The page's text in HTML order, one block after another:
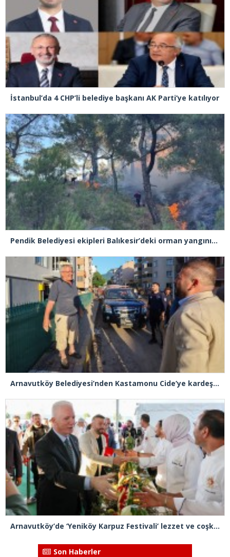
İstanbul’da 4 CHP’li belediye başkanı AK Parti’ye katılıyor
Pendik Belediyesi ekipleri Balıkesir’deki orman yangınına müdahale ediyor
Arnavutköy Belediyesi’nden Kastamonu Cide’ye kardeşlik eli
Arnavutköy’de ‘Yeniköy Karpuz Festivali’ lezzet ve coşkuya sahne oldu
Son Haberler